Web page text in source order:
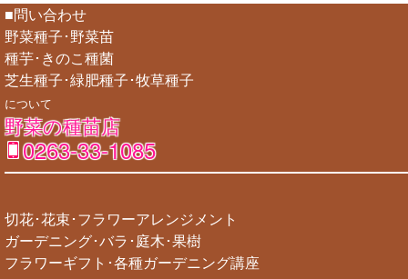
■問い合わせ
野菜種子･野菜苗
種芋･きのこ種菌
芝生種子･緑肥種子･牧草種子
について
野菜の種苗店
0263-33-1085
切花･花束･フラワーアレンジメント
ガーデニング･バラ･庭木･果樹
フラワーギフト･各種ガーデニング講座